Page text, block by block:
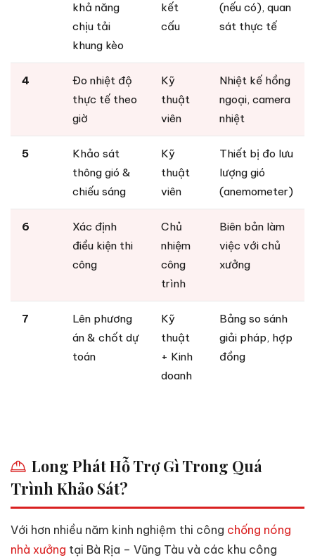
khả năng
chịu tải
khung kèo
kết
cấu
(nếu có), quan
sát thực tế
4
Đo nhiệt độ
thực tế theo
giờ
Kỹ
thuật
viên
Nhiệt kế hồng
ngoại, camera
nhiệt
5
Khảo sát
thông gió &
chiếu sáng
Kỹ
thuật
viên
Thiết bị đo lưu
lượng gió
(anemometer)
6
Xác định
điều kiện thi
công
Chủ
nhiệm
công
trình
Biên bản làm
việc với chủ
xưởng
7
Lên phương
án & chốt dự
toán
Kỹ
thuật
+ Kinh
doanh
Bảng so sánh
giải pháp, hợp
đồng
Long Phát Hỗ Trợ Gì Trong Quá
Trình Khảo Sát?
Với hơn nhiều năm kinh nghiệm thi công chống nóng
nhà xưởng tại Bà Rịa – Vũng Tàu và các khu công